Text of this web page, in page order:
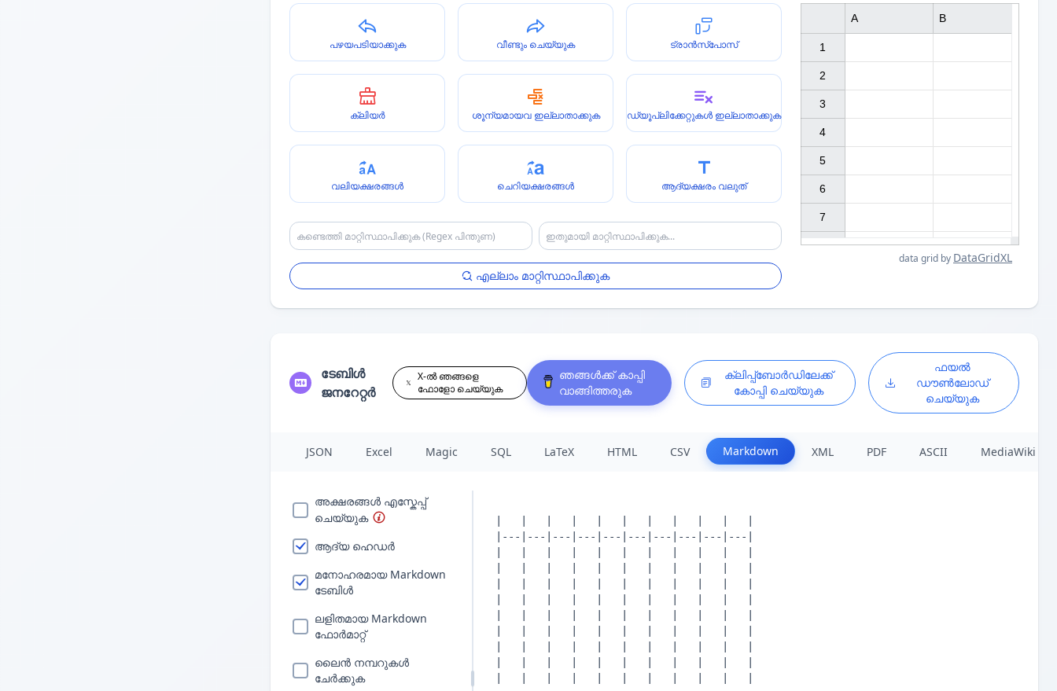
പഴയപടിയാക്കുക വീണ്ടും ചെയ്യുക ട്രാൻസ്പോസ്
ക്ലിയർ ശൂന്യമായവ ഇല്ലാതാക്കുക ഡ്യൂപ്ലിക്കേറ്റുകൾ ഇല്ലാതാക്കുക
വലിയക്ഷരങ്ങൾ ചെറിയക്ഷരങ്ങൾ ആദ്യക്ഷരം വലുത്
എല്ലാം മാറ്റിസ്ഥാപിക്കുക
data grid by DataGridXL
1
2
3
4
5
6
7
A B
ടേബിൾ
ജനറേറ്റർ
X-ൽ ഞങ്ങളെ
ഫോളോ ചെയ്യുക
ഞങ്ങൾക്ക് കാപ്പി
വാങ്ങിത്തരുക
ക്ലിപ്പ്ബോർഡിലേക്ക്
കോപ്പി ചെയ്യുക
ഫയൽ
ഡൗൺലോഡ്
ചെയ്യുക
JSON Excel Magic SQL LaTeX HTML CSV Markdown XML PDF ASCII MediaWiki
അക്ഷരങ്ങൾ എസ്കേപ്പ്
ചെയ്യുക
ആദ്യ ഹെഡർ
മനോഹരമായ Markdown
ടേബിൾ
ലളിതമായ Markdown
ഫോർമാറ്റ്
ലൈൻ നമ്പറുകൾ
ചേർക്കുക